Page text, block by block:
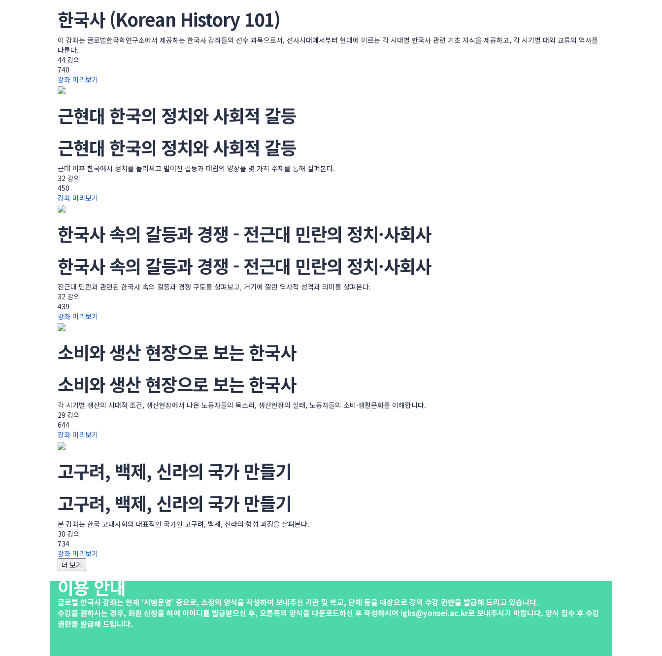
한국사 (Korean History 101)
이 강좌는 글로벌한국학연구소에서 제공하는 한국사 강좌들의 선수 과목으로서, 선사시대에서부터 현대에 이르는 각 시대별 한국사 관련 기초 지식을 제공하고, 각 시기별 대외 교류의 역사를
다룬다.
44 강의
740
강좌 미리보기
근현대 한국의 정치와 사회적 갈등
근현대 한국의 정치와 사회적 갈등
근대 이후 한국에서 정치를 둘러싸고 벌어진 갈등과 대립의 양상을 몇 가지 주제를 통해 살펴본다.
32 강의
450
강좌 미리보기
한국사 속의 갈등과 경쟁 - 전근대 민란의 정치·사회사
한국사 속의 갈등과 경쟁 - 전근대 민란의 정치·사회사
전근대 민란과 관련된 한국사 속의 갈등과 경쟁 구도를 살펴보고, 거기에 깔린 역사적 성격과 의미를 살펴본다.
32 강의
439
강좌 미리보기
소비와 생산 현장으로 보는 한국사
소비와 생산 현장으로 보는 한국사
각 시기별 생산의 시대적 조건, 생산현장에서 나온 노동자들의 목소리, 생산현장의 실태, 노동자들의 소비·생활문화를 이해합니다.
29 강의
644
강좌 미리보기
고구려, 백제, 신라의 국가 만들기
고구려, 백제, 신라의 국가 만들기
본 강좌는 한국 고대사회의 대표적인 국가인 고구려, 백제, 신라의 형성 과정을 살펴본다.
30 강의
734
강좌 미리보기
더 보기
이용 안내
글로벌 한국사 강좌는 현재 ‘시범운영’ 중으로, 소정의 양식을 작성하여 보내주신 기관 및 학교, 단체 등을 대상으로 강의 수강 권한을 발급해 드리고 있습니다.
수강을 원하시는 경우, 회원 신청을 하여 아이디를 발급받으신 후, 오른쪽의 양식을 다운로드하신 후 작성하시어 igks@yonsei.ac.kr로 보내주시기 바랍니다. 양식 접수 후 수강
권한을 발급해 드립니다.